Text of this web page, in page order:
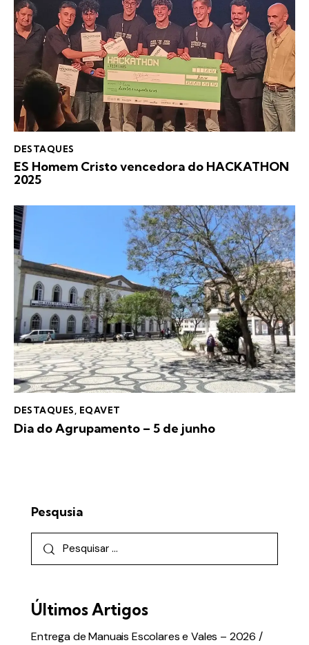
DESTAQUES
ES Homem Cristo vencedora do HACKATHON
2025
DESTAQUES, EQAVET
Dia do Agrupamento – 5 de junho
Pesqusia
Últimos Artigos
Entrega de Manuais Escolares e Vales – 2026 /